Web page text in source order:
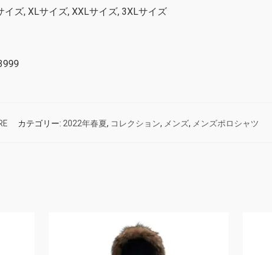
イズ, XLサイズ, XXLサイズ, 3XLサイズ
カテゴリー: 2022年春夏, コレクション, メンズ, メンズポロシャツ